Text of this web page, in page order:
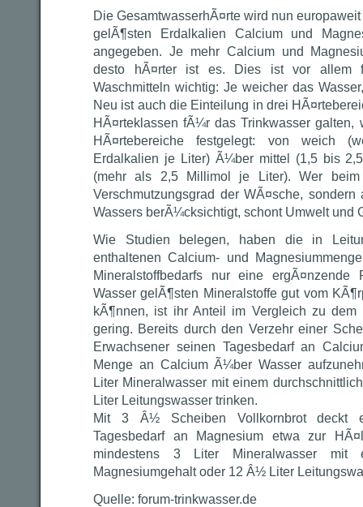
Die GesamtwasserhÃ¤rte wird nun
gelÃ¶sten Erdalkalien Calcium und
angegeben. Je mehr Calcium und
desto hÃ¤rter ist es. Dies ist vor allem
Waschmitteln wichtig: Je weicher das
Neu ist auch die Einteilung in drei
HÃ¤rteklassen fÃ¼r das Trinkwasser galten,
HÃ¤rtebereiche festgelegt: von weich
Erdalkalien je Liter) Ã¼ber mittel (1,5 bis
(mehr als 2,5 Millimol je Liter). Wer
Verschmutzungsgrad der WÃ¤sche,
Wassers berÃ¼cksichtigt, schont Umwelt und
Wie Studien belegen, haben die in
enthaltenen Calcium- und
Mineralstoffbedarfs nur eine
Wasser gelÃ¶sten Mineralstoffe gut vom
kÃ¶nnen, ist ihr Anteil im Vergleich zu dem
gering. Bereits durch den Verzehr einer
Erwachsener seinen Tagesbedarf an
Menge an Calcium Ã¼ber Wasser
Liter Mineralwasser mit einem
Liter Leitungswasser trinken.
Mit 3 Â½ Scheiben Vollkornbrot deckt
Tagesbedarf an Magnesium etwa zur
mindestens 3 Liter Mineralwasser mit
Magnesiumgehalt oder 12 Â½ Liter
Quelle: forum-trinkwasser.de